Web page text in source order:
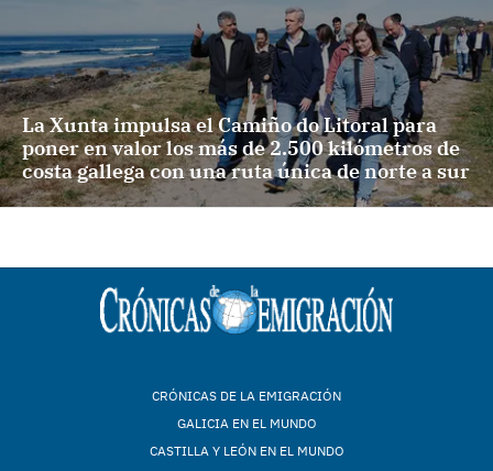
La Xunta impulsa el Camiño do Litoral para
poner en valor los más de 2.500 kilómetros de
costa gallega con una ruta única de norte a sur
CRÓNICAS DE LA EMIGRACIÓN
GALICIA EN EL MUNDO
CASTILLA Y LEÓN EN EL MUNDO